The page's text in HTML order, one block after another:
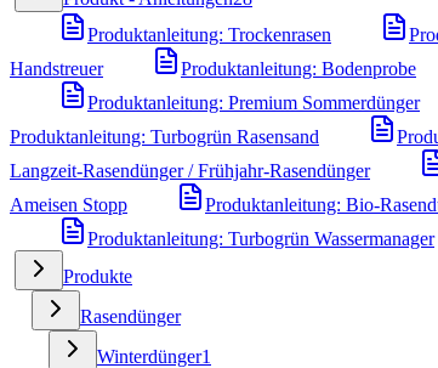
Produktanleitung: Trockenrasen
Handstreuer
Produktanleitung: Bodenprobe
Produktanleitung: Premium Sommerdünger
Produktanleitung: Turbogrün Rasensand
Langzeit-Rasendünger / Frühjahr-Rasendünger
Ameisen Stopp
Produktanleitung: Bio-
Produktanleitung: Turbogrün Wassermanager
Produkte
Rasendünger
Winterdünger1